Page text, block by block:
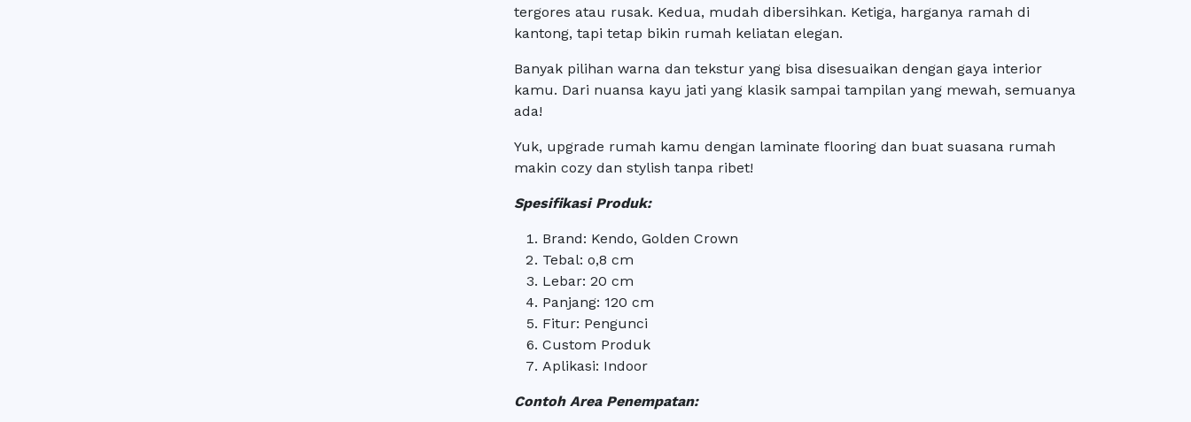
tergores atau rusak. Kedua, mudah dibersihkan. Ketiga, harganya ramah di
kantong, tapi tetap bikin rumah keliatan elegan.
Banyak pilihan warna dan tekstur yang bisa disesuaikan dengan gaya interior
kamu. Dari nuansa kayu jati yang klasik sampai tampilan yang mewah, semuanya
ada!
Yuk, upgrade rumah kamu dengan laminate flooring dan buat suasana rumah
makin cozy dan stylish tanpa ribet!
Spesifikasi Produk:
Brand: Kendo, Golden Crown
Tebal: o,8 cm
Lebar: 20 cm
Panjang: 120 cm
Fitur: Pengunci
Custom Produk
Aplikasi: Indoor
Contoh Area Penempatan: